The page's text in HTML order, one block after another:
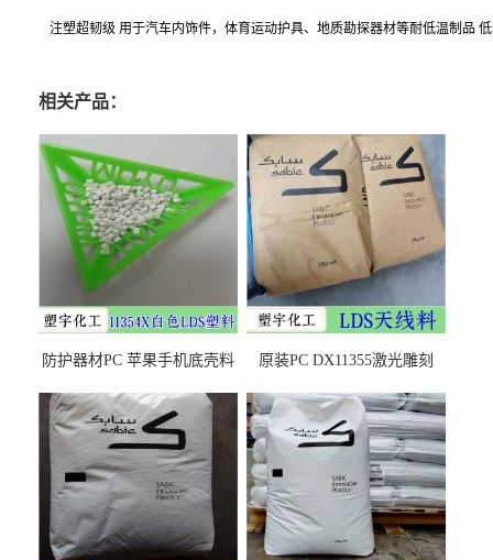
注塑超韧级 用于汽车内饰件，体育运动护具、地质勘探器材等耐低温制品
相关产品：
防护器材PC 苹果手机底壳料
之忧
原装PC DX11355激光雕刻